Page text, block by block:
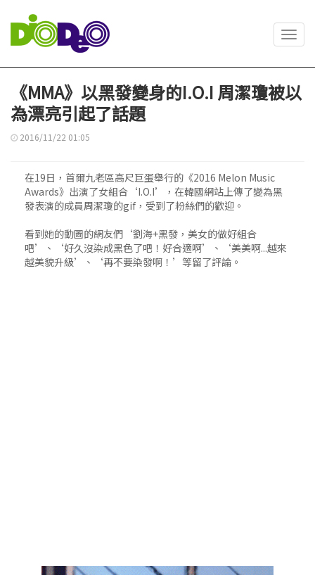
《MMA》以黑發變身的I.O.I 周潔瓊被以
為漂亮引起了話題
2016/11/22 01:05
在19日，首爾九老區高尺巨蛋舉行的《2016 Melon Music
Awards》出演了女組合‘I.O.I’，在韓國網站上傳了變為黑
發表演的成員周潔瓊的gif，受到了粉絲們的歡迎。
看到她的動圖的網友們‘劉海+黑發，美女的做好組合
吧’、‘好久沒染成黑色了吧！好合適啊’、‘美美啊...越來
越美貌升級’、‘再不要染發啊！’等留了評論。